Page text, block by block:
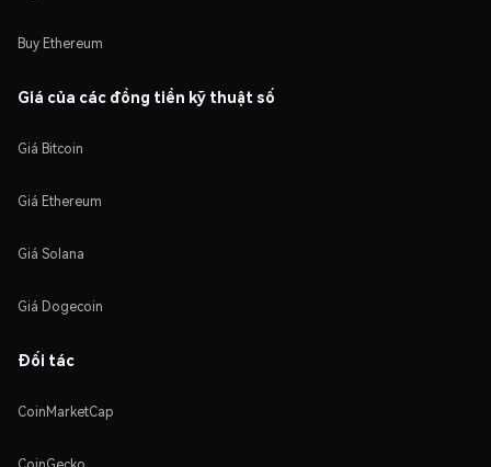
Buy Ethereum
Giá của các đồng tiền kỹ thuật số
Giá Bitcoin
Giá Ethereum
Giá Solana
Giá Dogecoin
Đối tác
CoinMarketCap